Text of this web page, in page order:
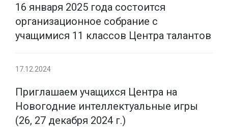
16 января 2025 года состоится
организационное собрание с
учащимися 11 классов Центра талантов
17.12.2024
Приглашаем учащихся Центра на
Новогодние интеллектуальные игры
(26, 27 декабря 2024 г.)